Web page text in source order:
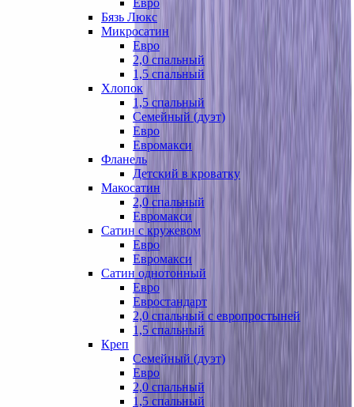
Евро
Бязь Люкс
Микросатин
Евро
2,0 спальный
1,5 спальный
Хлопок
1,5 спальный
Семейный (дуэт)
Евро
Евромакси
Фланель
Детский в кроватку
Макосатин
2,0 спальный
Евромакси
Сатин с кружевом
Евро
Евромакси
Сатин однотонный
Евро
Евростандарт
2,0 спальный с европростыней
1,5 спальный
Креп
Семейный (дуэт)
Евро
2,0 спальный
1,5 спальный